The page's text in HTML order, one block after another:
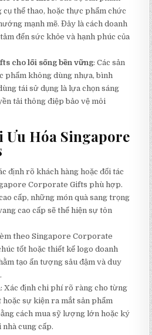
cụ thể thao, hoặc thực phẩm chức
mạnh mẽ. Đây là cách doanh
đến sức khỏe và hạnh phúc của
cho lối sống bền vững: Các sản
phẩm không dùng nhựa, bình
tái sử dụng là lựa chọn sáng
tải thông điệp bảo vệ môi
Ưu Hóa Singapore
định rõ khách hàng hoặc đối tác
Corporate Gifts phù hợp.
cấp, những món quà sang trọng
cao cấp sẽ thể hiện sự tôn
theo Singapore Corporate
tốt hoặc thiết kế logo doanh
tạo ấn tượng sâu đậm và duy
: Xác định chi phí rõ ràng cho từng
sự kiện ra mắt sản phẩm
cách mua sỹ lượng lớn hoặc ký
cung cấp.